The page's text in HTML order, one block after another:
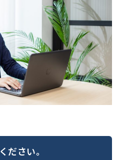
ださい。